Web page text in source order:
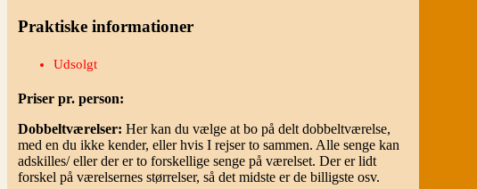
Praktiske informationer
Udsolgt
Priser pr. person:
Dobbeltværelser: Her kan du vælge at bo på delt dobbeltværelse,
med en du ikke kender, eller hvis I rejser to sammen. Alle senge kan
adskilles/ eller der er to forskellige senge på værelset. Der er lidt
forskel på værelsernes størrelser, så det midste er de billigste osv.